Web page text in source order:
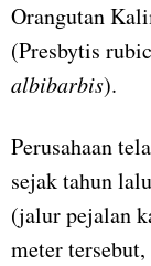
Orangutan
(Presbytis
albibarbis).
Perusahaan
sejak tahun
(jalur pejalan
meter tersebut,